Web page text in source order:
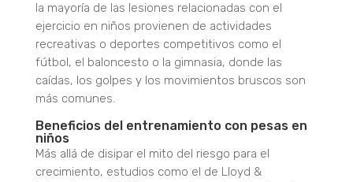
la mayoría de las lesiones relacionadas con el
ejercicio en niños provienen de actividades
recreativas o deportes competitivos como el
fútbol, el baloncesto o la gimnasia, donde las
caídas, los golpes y los movimientos bruscos son
más comunes.
Beneficios del entrenamiento con pesas en
niños
Más allá de disipar el mito del riesgo para el
crecimiento, estudios como el de Lloyd &